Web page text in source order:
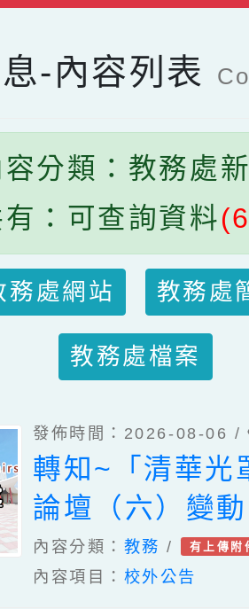
-內容列表
容分類：教務處
：可查詢資料
務處網站 教務處
教務處檔案
發佈時間：2026-08-06 /
轉知~「清華光
論壇（六）變
好老師：教師
韌性」。
內容分類： 教務 / 有上傳附
內容項目： 校外公告